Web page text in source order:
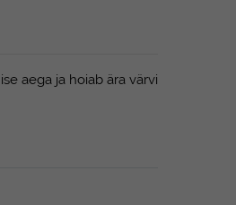
aega ja hoiab ära värvi